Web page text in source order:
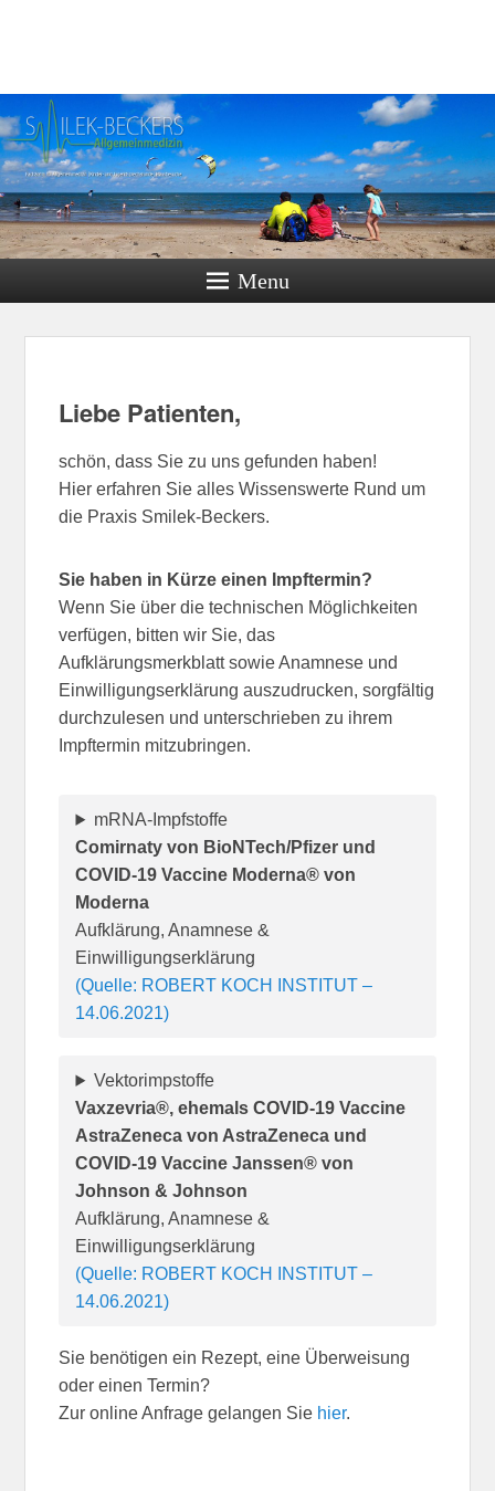
Menu
Liebe Patienten,
schön, dass Sie zu uns gefunden haben!
Hier erfahren Sie alles Wissenswerte Rund um
die Praxis Smilek-Beckers.
Sie haben in Kürze einen Impftermin?
Wenn Sie über die technischen Möglichkeiten
verfügen, bitten wir Sie, das
Aufklärungsmerkblatt sowie Anamnese und
Einwilligungserklärung auszudrucken, sorgfältig
durchzulesen und unterschrieben zu ihrem
Impftermin mitzubringen.
mRNA-Impfstoffe
Comirnaty von BioNTech/Pfizer und
COVID-19 Vaccine Moderna® von
Moderna
Aufklärung, Anamnese &
Einwilligungserklärung
(Quelle: ROBERT KOCH INSTITUT –
14.06.2021)
Vektorimpstoffe
Vaxzevria®, ehemals COVID-19 Vaccine
AstraZeneca von AstraZeneca und
COVID-19 Vaccine Janssen® von
Johnson & Johnson
Aufklärung, Anamnese &
Einwilligungserklärung
(Quelle: ROBERT KOCH INSTITUT –
14.06.2021)
Sie benötigen ein Rezept, eine Überweisung
oder einen Termin?
Zur online Anfrage gelangen Sie hier.